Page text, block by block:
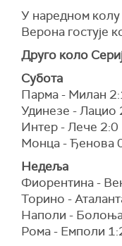
У наредном колу
Верона гостује
Друго коло
Субота
Парма - Милан
Удинезе - Лацио
Интер - Лече 2:0
Монца - Ђенова
Недеља
Фиорентина -
Торино -
Наполи -
Рома - Емполи